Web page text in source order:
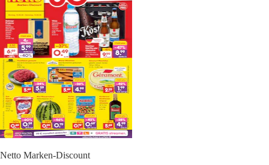
Netto Marken-Discount